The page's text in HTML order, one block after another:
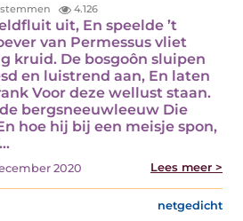
stemmen 4.126
uit, En speelde ’t
van Permessus vliet
kruid. De bosgoôn sluipen
en luistrend aan, En laten
Voor deze wellust staan.
bergsneeuwleeuw Die
hoe hij bij een meisje spon,
2020 Lees meer >
netgedicht